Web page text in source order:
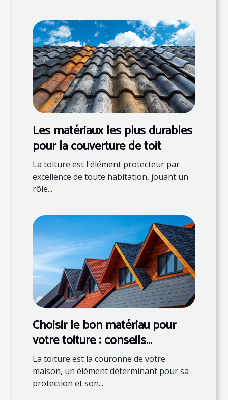
Les matériaux les plus durables
pour la couverture de toit
La toiture est l'élément protecteur par
excellence de toute habitation, jouant un
rôle...
Choisir le bon matériau pour
votre toiture : conseils
d'experts
La toiture est la couronne de votre
maison, un élément déterminant pour sa
protection et son...